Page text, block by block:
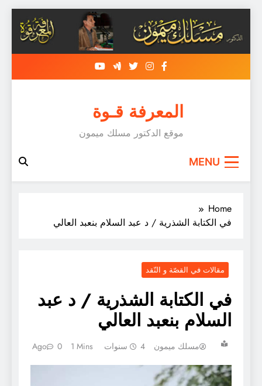
content
المعرفة قـوة
موقع الدكتور مسلك ميمون
MENU
Home
في الكتابة الشذرية / د عبد السلام بنعبد العالي
مقالات في القصّة و النّقد
في الكتابة الشذرية / د عبد
السلام بنعبد العالي
مسلك ميمون 4 سنوات Ago 0 1 Mins